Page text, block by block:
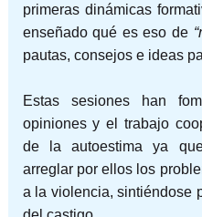
primeras dinámicas
enseñado qué es eso de
pautas, consejos e ideas
Estas sesiones han
opiniones y el trabajo
de la autoestima ya
arreglar por ellos los
a la violencia, sintiéndose